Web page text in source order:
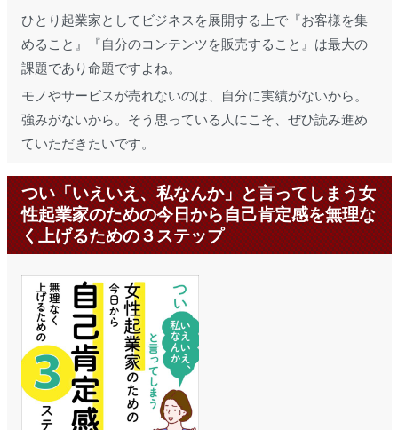
ひとり起業家としてビジネスを展開する上で『お客様を集
めること』『自分のコンテンツを販売すること』は最大の
課題であり命題ですよね。
モノやサービスが売れないのは、自分に実績がないから。
強みがないから。そう思っている人にこそ、ぜひ読み進め
ていただきたいです。
つい「いえいえ、私なんか」と言ってしまう女
性起業家のための今日から自己肯定感を無理な
く上げるための３ステップ